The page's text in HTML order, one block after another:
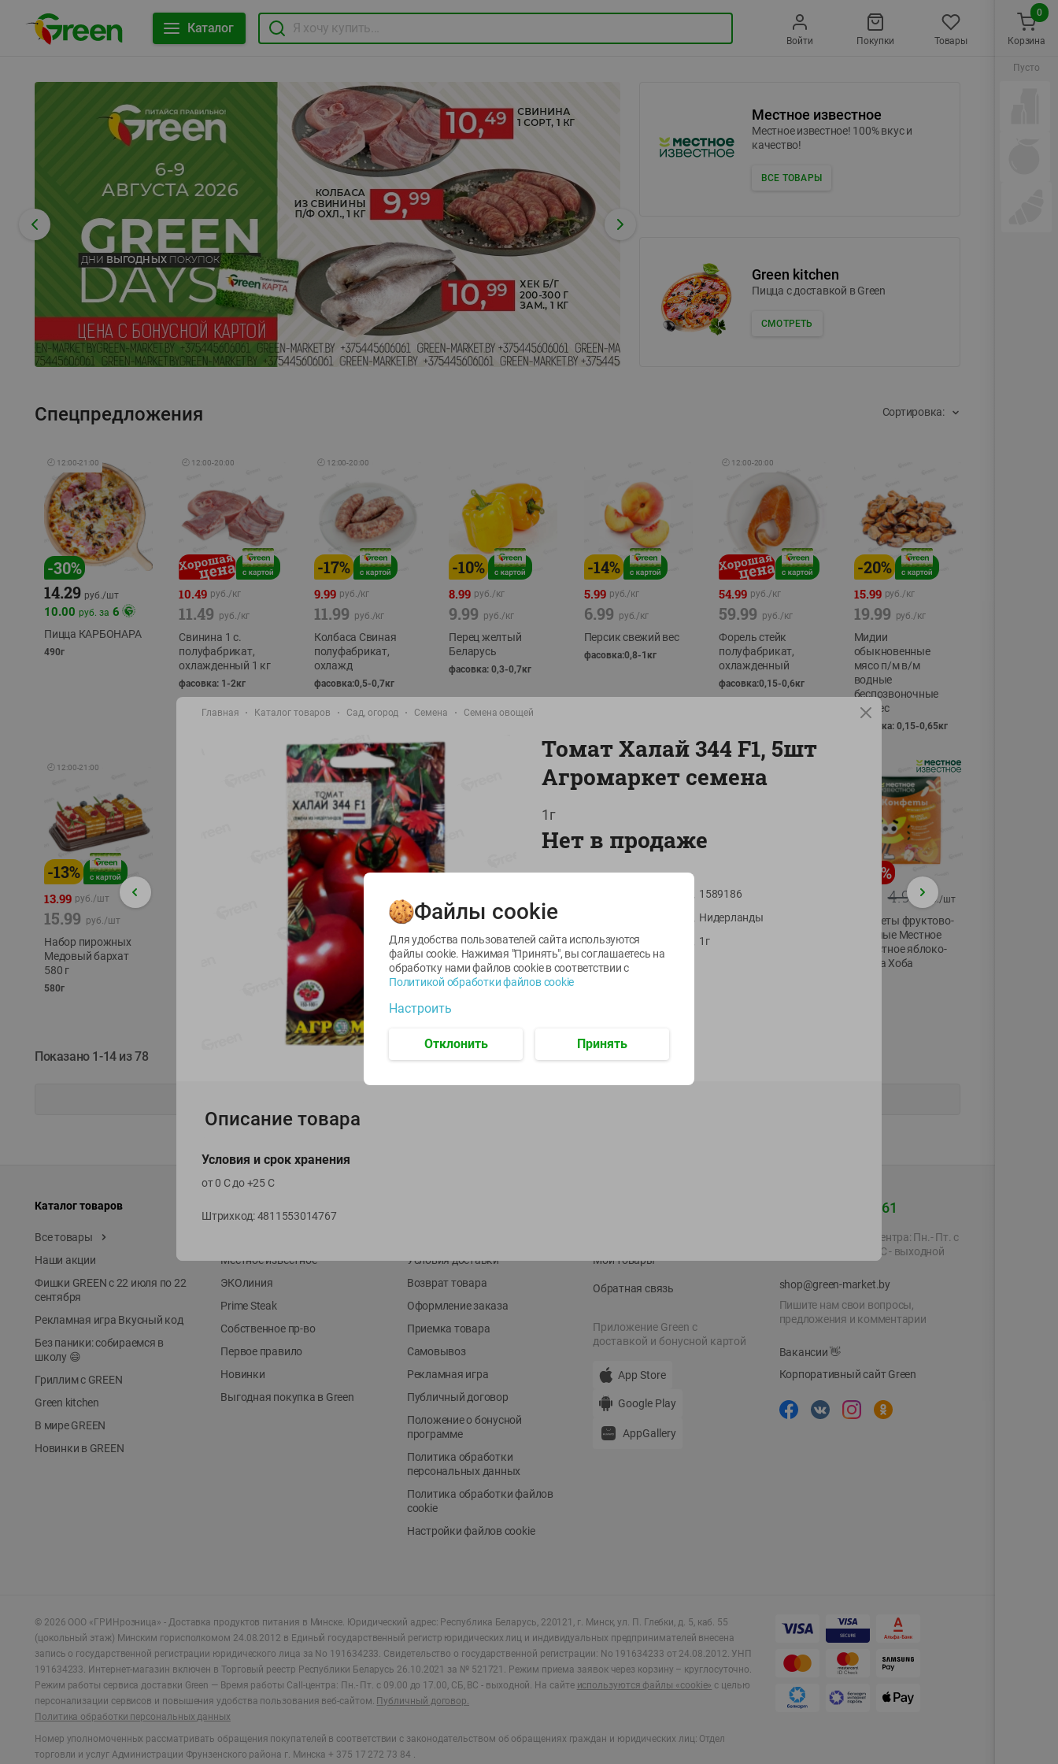
Каталог
Войти Покупки Товары
Местное известное
Местное известное! 100% вкус и
качество!
ВСЕ ТОВАРЫ
Green kitchen
Пицца c доставкой в Green
СМОТРЕТЬ
Спецпредложения Сортировка:
🕘 12:00-21:00
-30%
14.29 руб./шт
10.00 руб. за 6
Пицца КАРБОНАРА
490г
🕘 12:00-20:00
10.49 руб./кг
11.49 руб./кг
Свинина 1 с.
полуфабрикат,
охлажденный 1 кг
фасовка: 1-2кг
🕘 12:00-20:00
-17%
9.99 руб./кг
11.99 руб./кг
Колбаса Свиная
полуфабрикат,
охлажд
фасовка:0,5-0,7кг
-10%
8.99 руб./кг
9.99 руб./кг
Перец желтый
Беларусь
фасовка: 0,3-0,7кг
-14%
5.99 руб./кг
6.99 руб./кг
Персик свежий вес
фасовка:0,8-1кг
🕘 12:00-20:00
54.99 руб./кг
59.99 руб./кг
Форель стейк
полуфабрикат,
охлажденный
фасовка:0,15-0,6кг
-20%
15.99 руб./кг
19.99 руб./кг
Мидии
обыкновенные
мясо п/м в/м
водные
беспозвоночные
Vici вес
фасовка: 0,15-0,65кг
🕘 12:00-21:00
-13%
13.99 руб./шт
15.99 руб./шт
Набор пирожных
Медовый бархат
580 г
580г
-24
%
6.59
4.99 руб./шт
ТОФУ Vegetus
ТВЕРДЫЙ
230г
-22%
Икра
трески
тихоокеанской
деликатесная
Лунское море 120г
ж/б ключ
120г
-17%
шт
ГХИ Местное
Известное 99%
200г
5.99
Яйца перепелиные
%
4.99
руб./шт
Конфеты фруктово-
ягодные Местное
известное яблоко-
тыква Хоба
Показано 1-14 из 78
Каталог товаров
Все товары
Наши акции
Фишки GREEN с 22 июля по 22
сентября
Рекламная игра Вкусный код
Без паники: собираемся в
школу 😄
Гриллим с GREEN
Green kitchen
В мире GREEN
Новинки в GREEN
Местное известное
ЭКОлиния
Prime Steak
Собственное пр-во
Первое правило
Новинки
Выгодная покупка в Green
Условия доставки
Возврат товара
Оформление заказа
Приемка товара
Самовывоз
Рекламная игра
Публичный договор
Положение о бонусной
программе
Политика обработки
персональных данных
Политика обработки файлов
cookie
Настройки файлов cookie
Мои товары
Обратная связь
Приложение Green c
доставкой и бонусной картой
App Store
Google Play
AppGallery
+375 44 560-60-61
Время работы Call-центра: Пн.- Пт. с
09.00 до 17.00, СБ, ВС - выходной
shop@green-market.by
Пишите нам свои вопросы,
предложения и комментарии
Вакансии👋
Корпоративный сайт Green
© 2026 ООО «ГРИНрозница» - Доставка продуктов питания в Минске. Юридический адрес: Республика Беларусь, 220121, г. Минск, ул. П. Глебки, д. 5, каб. 55
(цокольный этаж) Минским горисполкомом 24.08.2012 в Единый государственный регистр юридических лиц и индивидуальных предпринимателей внесена
запись о государственной регистрации юридического лица за No 191634233. Свидетельство о государственной регистрации: No 191634233 от 24.08.2012. УНП
191634233. Интернет-магазин включен в Торговый реестр Республики Беларусь 26.10.2021 за № 521721. Режим приема заявок через корзину – круглосуточно.
Режим работы сервиса доставки Green — Время работы Call-центра: Пн.- Пт. с 09.00 до 17.00, СБ, ВС - выходной. На сайте используются файлы «cookie» с целью
персонализации сервисов и повышения удобства пользования веб-сайтом. Публичный договор.
Политика обработки персональных данных
Номер уполномоченных рассматривать обращения покупателей в соответствии с законодательством об обращениях граждан и юридических лиц: Отдел
торговли и услуг Администрации Фрунзенского района г. Минска + 375 17 272 73 84 .
Корзина
0
Пусто
Главная Каталог товаров Сад, огород Семена Семена овощей
Томат Халай 344 F1, 5шт
Агромаркет семена
1г
Нет в продаже
1589186
Страна пр-ва
Нидерланды
Масса / Объем
1г
Производитель:Enza Zaden
Импортер:
Описание товара
Условия и срок хранения
от 0 С до +25 С
Штрихкод:4811553014767
Файлы cookie
Для удобства пользователей сайта используются
файлы cookie. Нажимая "Принять", вы соглашаетесь на
обработку нами файлов cookie в соответствии с
Политикой обработки файлов cookie
Настроить
Отклонить Принять